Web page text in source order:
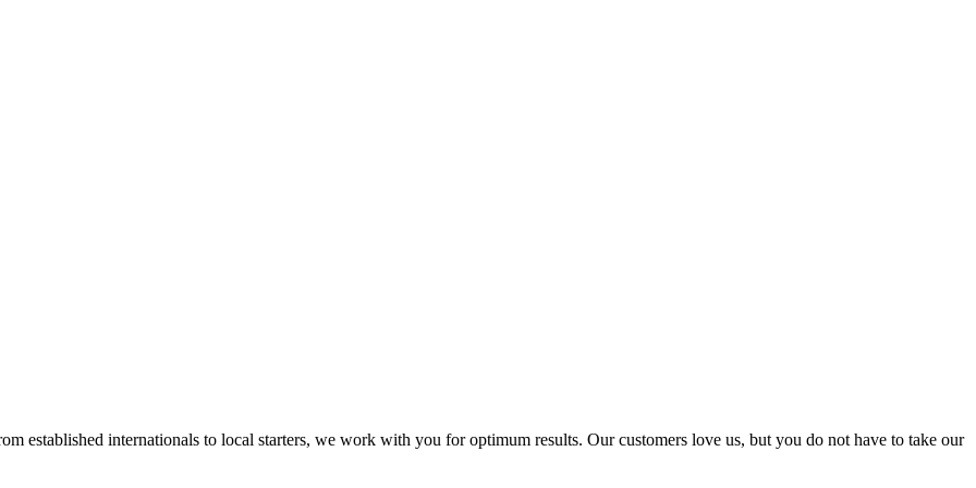
established internationals to local starters, we work with you for optimum results. Our customers love us, but you do not have to take our